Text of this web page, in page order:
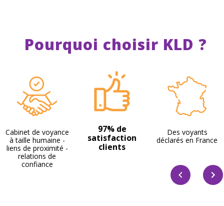
Pourquoi choisir KLD ?
Cabinet de voyance
à taille humaine -
liens de proximité -
relations de
confiance
97% de
satisfaction
clients
Des voyants
déclarés en France